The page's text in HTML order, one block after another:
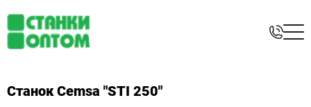
Станок Cemsa "STI 250"